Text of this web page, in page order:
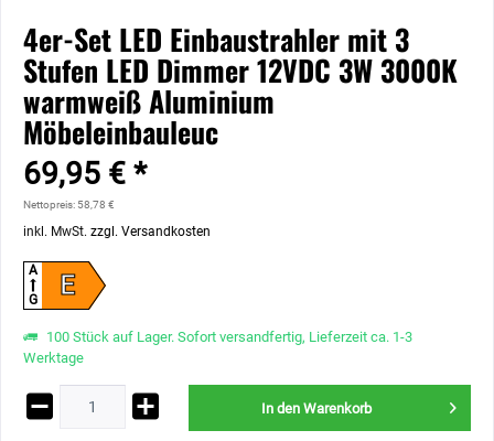
4er-Set LED Einbaustrahler mit 3
Stufen LED Dimmer 12VDC 3W 3000K
warmweiß Aluminium
Möbeleinbauleuc
69,95 € *
Nettopreis: 58,78 €
inkl. MwSt. zzgl. Versandkosten
E
A
G
100 Stück auf Lager. Sofort versandfertig, Lieferzeit ca. 1-3
Werktage
In den Warenkorb